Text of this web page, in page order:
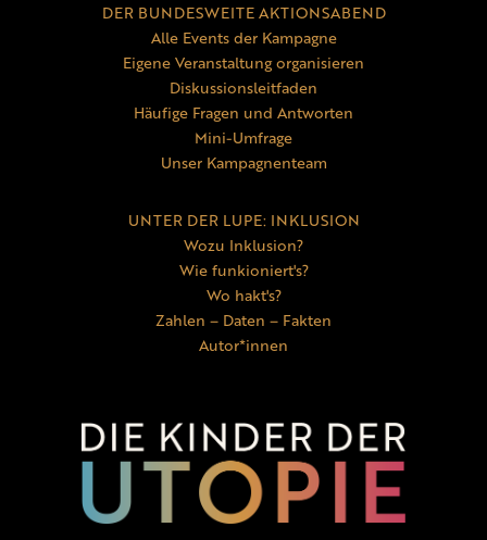
DER BUNDESWEITE AKTIONSABEND
Alle Events der Kampagne
Eigene Veranstaltung organisieren
Diskussionsleitfaden
Häufige Fragen und Antworten
Mini-Umfrage
Unser Kampagnenteam
UNTER DER LUPE: INKLUSION
Wozu Inklusion?
Wie funkioniert's?
Wo hakt's?
Zahlen – Daten – Fakten
Autor*innen